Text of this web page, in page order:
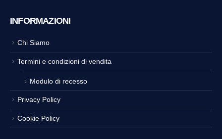
INFORMAZIONI
Chi Siamo
Termini e condizioni di vendita
Modulo di recesso
Privacy Policy
Cookie Policy